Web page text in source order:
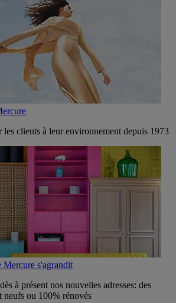
les clients à leur environnement depuis 1973
s'agrandit
à présent nos nouvelles adresses: des
neufs ou 100% rénovés